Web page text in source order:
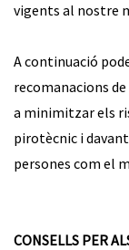
vigents al nostre
A continuació
recomanacions
a minimitzar els
pirotècnic i
persones com el
CONSELLS PER